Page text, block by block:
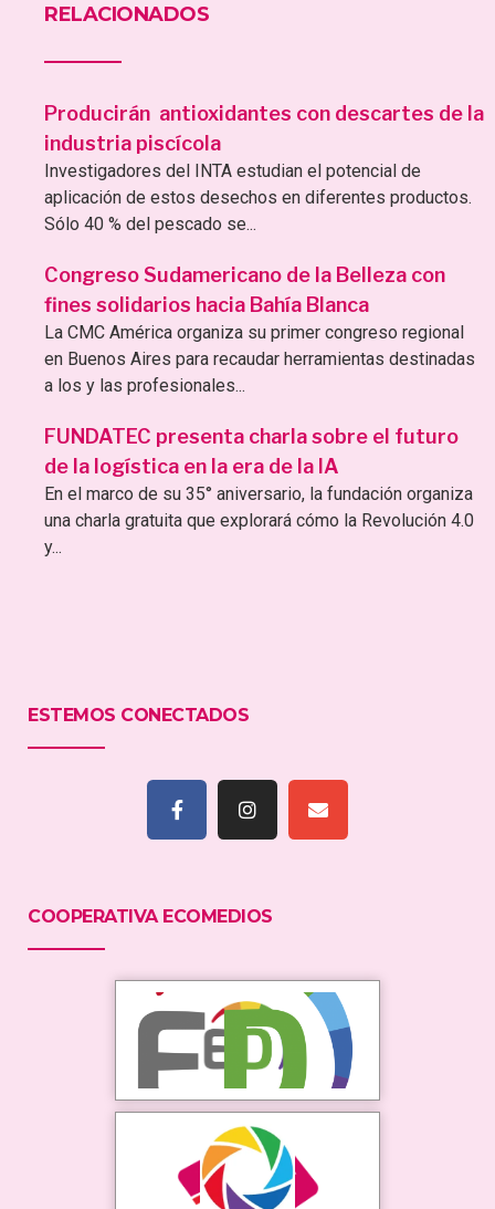
RELACIONADOS
Producirán antioxidantes con descartes de la
industria piscícola
Investigadores del INTA estudian el potencial de
aplicación de estos desechos en diferentes productos.
Sólo 40 % del pescado se...
Congreso Sudamericano de la Belleza con
fines solidarios hacia Bahía Blanca
La CMC América organiza su primer congreso regional
en Buenos Aires para recaudar herramientas destinadas
a los y las profesionales...
FUNDATEC presenta charla sobre el futuro
de la logística en la era de la IA
En el marco de su 35° aniversario, la fundación organiza
una charla gratuita que explorará cómo la Revolución 4.0
y...
ESTEMOS CONECTADOS
COOPERATIVA ECOMEDIOS